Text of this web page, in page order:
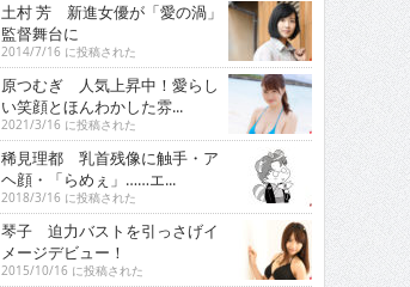
土村 芳 新進女優が「愛の渦」
監督舞台に
2014/7/16 に投稿された
原つむぎ 人気上昇中！愛らし
い笑顔とほんわかした雰...
2021/3/16 に投稿された
稀見理都 乳首残像に触手・ア
ヘ顔・「らめぇ」……エ...
2018/3/16 に投稿された
琴子 迫力バストを引っさげイ
メージデビュー！
2015/10/16 に投稿された